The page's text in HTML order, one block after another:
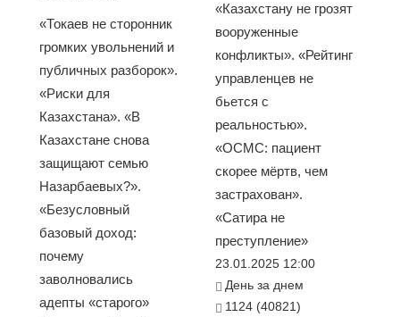
«Токаев не сторонник
громких увольнений и
публичных разборок».
«Риски для
Казахстана». «В
Казахстане снова
защищают семью
Назарбаевых?».
«Безусловный
базовый доход:
почему
заволновались
адепты «старого»
«Казахстану не грозят
вооруженные
конфликты». «Рейтинг
управленцев не
бьется с
реальностью».
«ОСМС: пациент
скорее мёртв, чем
застрахован».
«Сатира не
преступление»
23.01.2025 12:00
День за днем
1124 (40821)